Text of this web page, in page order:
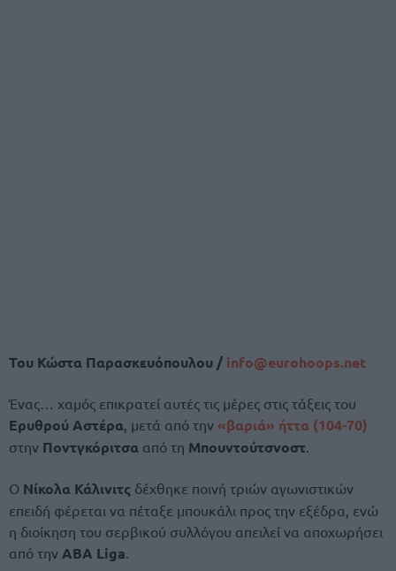
Του Κώστα Παρασκευόπουλου / info@eurohoops.net
Ένας… χαμός επικρατεί αυτές τις μέρες στις τάξεις του
Ερυθρού Αστέρα, μετά από την «βαριά» ήττα (104-70)
στην Ποντγκόριτσα από τη Μπουντούτσνοστ.
Ο Νίκολα Κάλινιτς δέχθηκε ποινή τριών αγωνιστικών
επειδή φέρεται να πέταξε μπουκάλι προς την εξέδρα, ενώ
η διοίκηση του σερβικού συλλόγου απειλεί να αποχωρήσει
από την ABA Liga.